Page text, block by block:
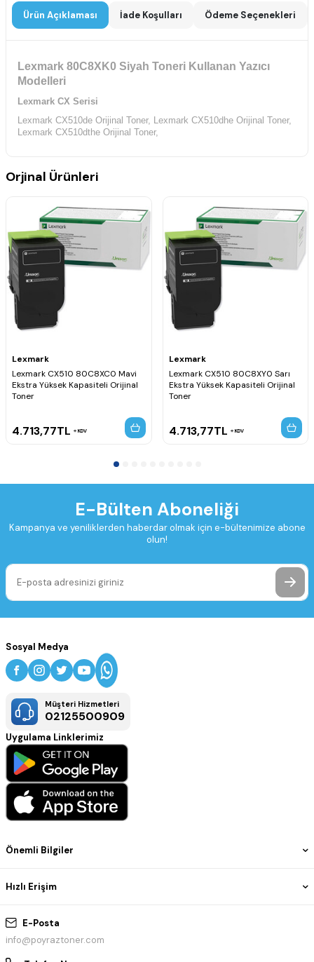
Ürün Açıklaması İade Koşulları Ödeme Seçenekleri
Lexmark 80C8XK0 Siyah Toneri Kullanan Yazıcı
Modelleri
Lexmark CX Serisi
Lexmark CX510de Orijinal Toner, Lexmark CX510dhe Orijinal Toner,
Lexmark CX510dthe Orijinal Toner,
Orjinal Ürünleri
Lexmark
Lexmark CX510 80C8XC0 Mavi
Ekstra Yüksek Kapasiteli Orijinal
Toner
4.713,77TL KDV
Lexmark
Lexmark CX510 80C8XY0 Sarı
Ekstra Yüksek Kapasiteli Orijinal
Toner
4.713,77TL KDV
E-Bülten Aboneliği
Kampanya ve yeniliklerden haberdar olmak için e-bültenimize abone
olun!
E-Posta
info@poyraztoner.com
Önemli Bilgiler
Hızlı Erişim
Sosyal Medya
Müşteri Hizmetleri
02125500909
Uygulama Linklerimiz